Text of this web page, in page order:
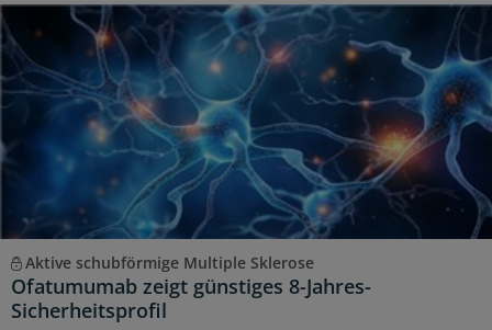
Aktive schubförmige Multiple Sklerose
Ofatumumab zeigt günstiges 8-Jahres-
Sicherheitsprofil